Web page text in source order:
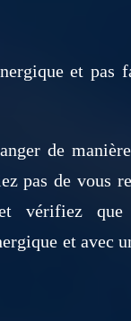
et pas
de
pas de vous
vérifiez que
et avec